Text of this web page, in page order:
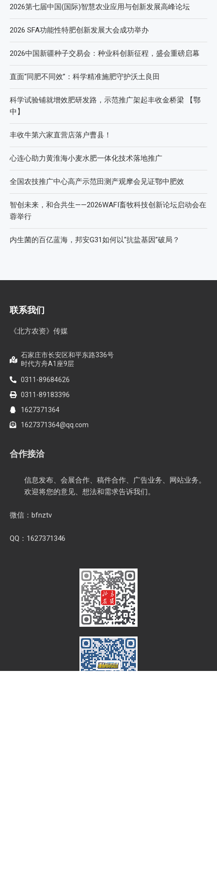
2026第七届中国(国际)智慧农业应用与创新发展高峰论坛
2026 SFA功能性特肥创新发展大会成功举办
2026中国新疆种子交易会：种业科创新征程，盛会重磅启幕
直面“同肥不同效”：科学精准施肥守护沃土良田
科学试验铺就增效肥研发路，示范推广架起丰收金桥梁 【鄂
中】
丰收牛第六家直营店落户曹县！
心连心助力黄淮海小麦水肥一体化技术落地推广
全国农技推广中心高产示范田测产观摩会见证鄂中肥效
智创未来，和合共生——2026WAFI畜牧科技创新论坛启动会在
蓉举行
内生菌的百亿蓝海，邦安G31如何以“抗盐基因”破局？
联系我们
《北方农资》传媒
石家庄市长安区和平东路336号
时代方舟A1座9层
0311-89684626
0311-89183396
1627371364
1627371364@qq.com
合作接洽
信息发布、会展合作、稿件合作、广告业务、网站业务。
欢迎将您的意见、想法和需求告诉我们。
微信：bfnztv
QQ：1627371346